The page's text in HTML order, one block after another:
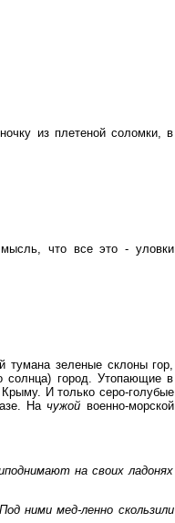
из плетеной соломки, в
что все это - уловки
зеленые склоны гор,
солнца) город. Утопающие в
И только серо-голубые
На чужой военно-морской
на своих ладонях
ними мед-ленно скользили